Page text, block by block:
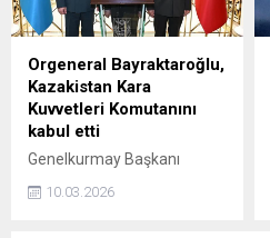
Orgeneral Bayraktaroğlu,
Kazakistan Kara
Kuvvetleri Komutanını
kabul etti
Genelkurmay Başkanı
Bayraktaroğlu, Kazakistan
10.03.2026